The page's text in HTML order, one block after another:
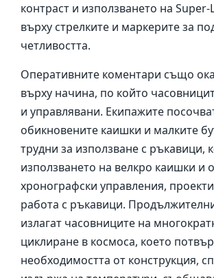
контраст и използването на
върху стрелките и маркерите за
четливостта.
Оперативните коментари също
върху начина, по който
и управлявани. Екипажите
обикновените каишки и малките
трудни за използване с ръкавици,
използването на велкро каишки и
хронографски управления,
работа с ръкавици.
излагат часовниците на
циклиране в космоса, което
необходимостта от конструкция,